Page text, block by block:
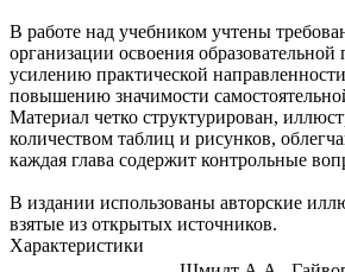
В работе над учебником учтены
организации освоения
усилению практической
повышению значимости
Материал четко структурирован,
количеством таблиц и рисунков,
каждая глава содержит контрольные
В издании использованы авторские
взятые из открытых источников.
Характеристики